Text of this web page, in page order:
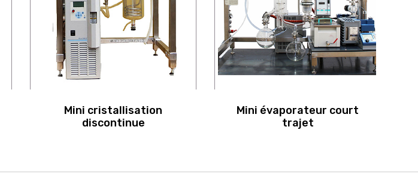
Mini cristallisation
discontinue
Mini évaporateur court
trajet